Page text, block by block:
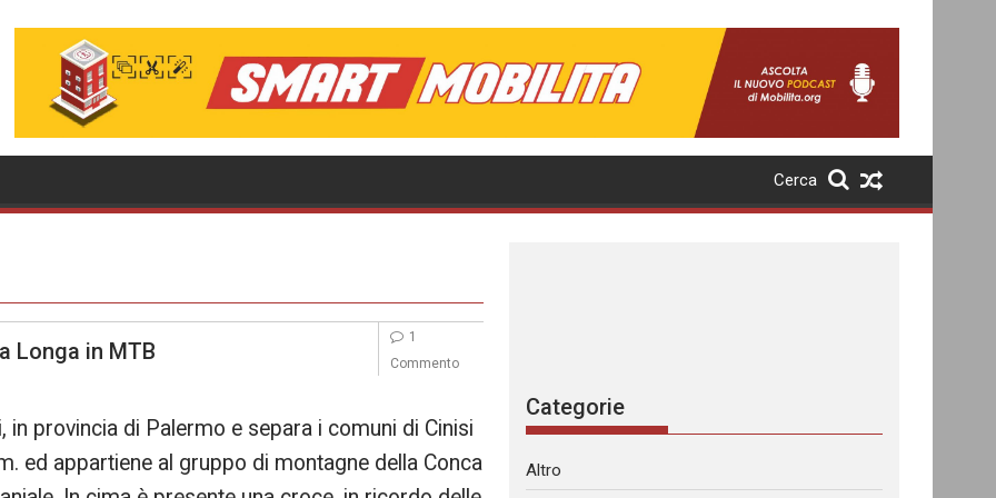
Cerca
Longa in MTB
provincia di Palermo e separa i comuni di Cinisi
ed appartiene al gruppo di montagne della Conca
1
Commento
Categorie
Altro